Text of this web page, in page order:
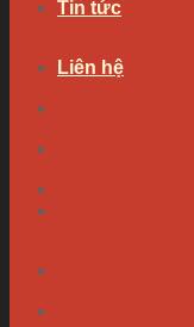
Tin tức
Liên hệ